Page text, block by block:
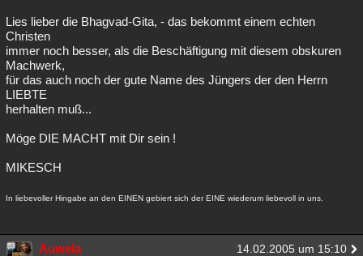
Lies lieber die Bhagvad-Gita, - das bekommt einem echten
Christen
immer noch besser, als die Beschäftigung mit diesem obskuren
Machwerk,
für das auch noch der gute Name des Jüngers der den Herrn
LIEBTE
herhalten muß...
Möge DIE MACHT mit Dir sein !
MIKESCH
In liebevoller Hingabe an den EINEN gebiert sich der EINE wiederum liebevoll in uns.
Auweia 14.02.2005 um 15:10